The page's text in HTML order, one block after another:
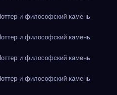
и философский камень
и философский камень
и философский камень
и философский камень